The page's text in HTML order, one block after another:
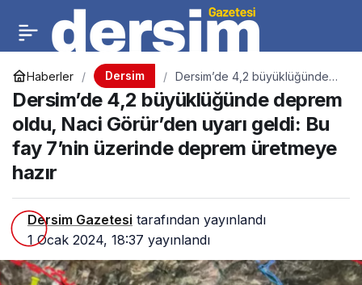
Haberler Dersim
Dersim’de 4,2 büyüklüğünde
deprem oldu, Naci Görür’den
uyarı geldi: Bu fay 7’nin
üzerinde deprem üretmeye
hazır
Dersim’de 4,2 büyüklüğünde deprem
oldu, Naci Görür’den uyarı geldi: Bu
fay 7’nin üzerinde deprem üretmeye
hazır
Dersim Gazetesi tarafından yayınlandı
1 Ocak 2024, 18:37 yayınlandı